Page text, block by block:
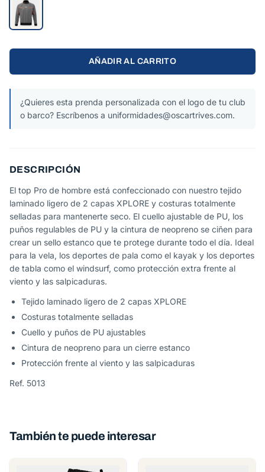
AÑADIR AL CARRITO
¿Quieres esta prenda personalizada con el logo de tu club
o barco? Escríbenos a uniformidades@oscartrives.com.
DESCRIPCIÓN
El top Pro de hombre está confeccionado con nuestro tejido
laminado ligero de 2 capas XPLORE y costuras totalmente
selladas para mantenerte seco. El cuello ajustable de PU, los
puños regulables de PU y la cintura de neopreno se ciñen para
crear un sello estanco que te protege durante todo el día. Ideal
para la vela, los deportes de pala como el kayak y los deportes
de tabla como el windsurf, como protección extra frente al
viento y las salpicaduras.
Tejido laminado ligero de 2 capas XPLORE
Costuras totalmente selladas
Cuello y puños de PU ajustables
Cintura de neopreno para un cierre estanco
Protección frente al viento y las salpicaduras
Ref. 5013
También te puede interesar